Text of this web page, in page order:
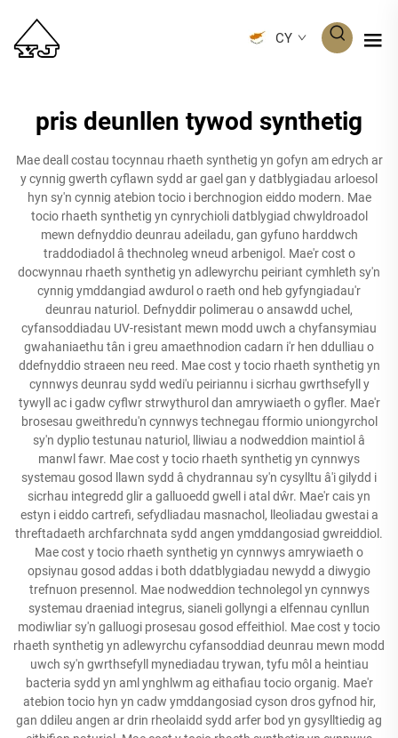
CY
pris deunllen tywod synthetig
Mae deall costau tocynnau rhaeth synthetig yn gofyn am edrych ar
y cynnig gwerth cyflawn sydd ar gael gan y datblygiadau arloesol
hyn sy'n cynnig atebion tocio i berchnogion eiddo modern. Mae
tocio rhaeth synthetig yn cynrychioli datblygiad chwyldroadol
mewn defnyddio deunrau adeiladu, gan gyfuno harddwch
traddodiadol â thechnoleg wneud arbenigol. Mae'r cost o
docwynnau rhaeth synthetig yn adlewyrchu peiriant cymhleth sy'n
cynnig ymddangiad awdurol o raeth ond heb gyfyngiadau'r
deunrau naturiol. Defnyddir polimerau o ansawdd uchel,
cyfansoddiadau UV-resistant mewn modd uwch a chyfansymiau
gwahaniaethu tân i greu amaethnodion cadarn i'r hen ddulliau o
ddefnyddio straeen neu reed. Mae cost y tocio rhaeth synthetig yn
cynnwys deunrau sydd wedi'u peiriannu i sicrhau gwrthsefyll y
tywyll ac i gadw cyflwr strwythurol dan amrywiaeth o gyfler. Mae'r
brosesau gweithredu'n cynnwys technegau fformio uniongyrchol
sy'n dyplio testunau naturiol, lliwiau a nodweddion maintiol â
manwl fawr. Mae cost y tocio rhaeth synthetig yn cynnwys
systemau gosod llawn sydd â chydrannau sy'n cysylltu â'i gilydd i
sicrhau integredd glir a galluoedd gwell i atal dŵr. Mae'r cais yn
estyn i eiddo cartrefi, sefydliadau masnachol, lleoliadau gwestai a
threftadaeth archfarchnata sydd angen ymddangosiad gwreiddiol.
Mae cost y tocio rhaeth synthetig yn cynnwys amrywiaeth o
opsiynau gosod addas i both ddatblygiadau newydd a diwygio
trefnuon presennol. Mae nodweddion technolegol yn cynnwys
systemau draeniad integrus, sianeli gollyngi a elfennau cynllun
modiwliar sy'n galluogi prosesau gosod effeithiol. Mae cost y tocio
rhaeth synthetig yn adlewyrchu cyfansoddiad deunrau mewn modd
uwch sy'n gwrthsefyll mynediadau trywan, tyfu môl a heintiau
bacteria sydd yn aml ynghlwm ag eithafiau tocio organig. Mae'r
atebion tocio hyn yn cadw ymddangosiad cyson dros gyfnod hir,
gan ddileu angen ar drin rheolaidd sydd arfer bod yn gysylltiedig ag